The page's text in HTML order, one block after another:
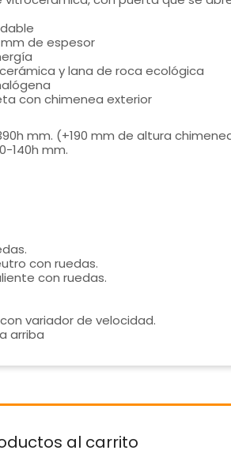
de espesor
y lana de roca ecológica
con chimenea exterior
mm. (+190 mm de altura
140h mm.
con ruedas.
con ruedas.
variador de velocidad.
arriba
al carrito